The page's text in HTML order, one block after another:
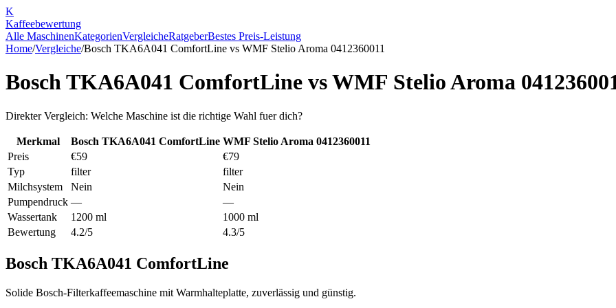
K
Kaffeebewertung
Alle MaschinenKategorienVergleicheRatgeberBestes Preis-Leistung
Home/Vergleiche/Bosch TKA6A041 ComfortLine vs WMF Stelio Aroma 0412360011
Bosch TKA6A041 ComfortLine vsWMF Stelio Aroma
Direkter Vergleich: Welche Maschine ist die richtige Wahl fuer dich?
Merkmal Bosch TKA6A041 ComfortLine WMF Stelio Aroma 0412360011
Preis
€59
€79
Typ
filter
filter
Milchsystem
Nein
Nein
Pumpendruck —
—
Wassertank
1200 ml
1000 ml
Bewertung
4.2/5 4.3/5
Bosch TKA6A041 ComfortLine
Solide Bosch-Filterkaffeemaschine mit Warmhalteplatte, zuverlässig und günstig.